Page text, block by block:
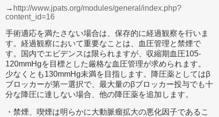
→ http://www.jpats.org/modules/general/index.php?
content_id=16
手術適応を満たさない場合は、保存的に経過観察を行いま
す。経過観察において重要なことは、血圧管理と禁煙で
す。国内でエビデンスは限られますが、収縮期血圧105-
120mmHgを目標とした厳格な血圧管理が求められます。
少なくとも130mmHg未満を目指します。降圧薬としてはβ
ブロッカーが第一選択で、最大量のβブロッカー投与でも十
分な降圧に達しない場合、他の降圧薬を追加します。
・禁煙、喫煙は明らかに大動脈瘤拡大の悪化因子であるこ